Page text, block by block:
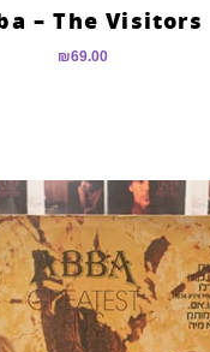
– The Visitors
₪69.00